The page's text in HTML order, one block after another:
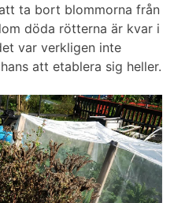
ta bort blommorna från
döda rötterna är kvar i
var verkligen inte
att etablera sig heller.